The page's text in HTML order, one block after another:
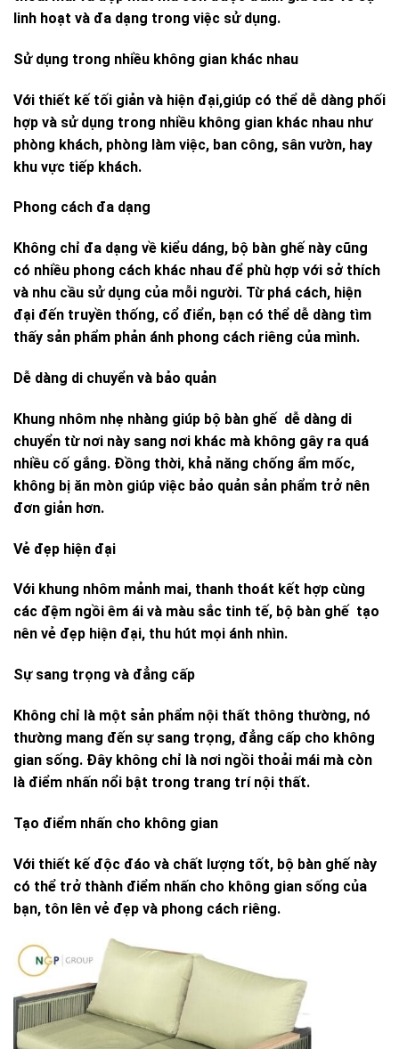
linh hoạt và đa dạng trong việc sử dụng.
Sử dụng trong nhiều không gian khác nhau
Với thiết kế tối giản và hiện đại,giúp có thể dễ dàng phối
hợp và sử dụng trong nhiều không gian khác nhau như
phòng khách, phòng làm việc, ban công, sân vườn, hay
khu vực tiếp khách.
Phong cách đa dạng
Không chỉ đa dạng về kiểu dáng, bộ bàn ghế này cũng
có nhiều phong cách khác nhau để phù hợp với sở thích
và nhu cầu sử dụng của mỗi người. Từ phá cách, hiện
đại đến truyền thống, cổ điển, bạn có thể dễ dàng tìm
thấy sản phẩm phản ánh phong cách riêng của mình.
Dễ dàng di chuyển và bảo quản
Khung nhôm nhẹ nhàng giúp bộ bàn ghế dễ dàng di
chuyển từ nơi này sang nơi khác mà không gây ra quá
nhiều cố gắng. Đồng thời, khả năng chống ẩm mốc,
không bị ăn mòn giúp việc bảo quản sản phẩm trở nên
đơn giản hơn.
Vẻ đẹp hiện đại
Với khung nhôm mảnh mai, thanh thoát kết hợp cùng
các đệm ngồi êm ái và màu sắc tinh tế, bộ bàn ghế tạo
nên vẻ đẹp hiện đại, thu hút mọi ánh nhìn.
Sự sang trọng và đẳng cấp
Không chỉ là một sản phẩm nội thất thông thường, nó
thường mang đến sự sang trọng, đẳng cấp cho không
gian sống. Đây không chỉ là nơi ngồi thoải mái mà còn
là điểm nhấn nổi bật trong trang trí nội thất.
Tạo điểm nhấn cho không gian
Với thiết kế độc đáo và chất lượng tốt, bộ bàn ghế này
có thể trở thành điểm nhấn cho không gian sống của
bạn, tôn lên vẻ đẹp và phong cách riêng.